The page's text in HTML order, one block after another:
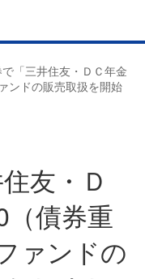
「三井住友・ＤＣ年金
ンドの販売取扱を開始
友・Ｄ
（債券重
ァンドの